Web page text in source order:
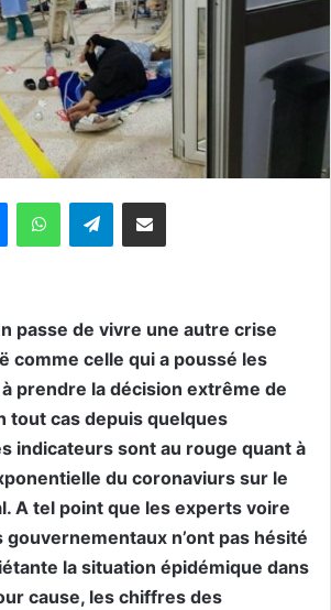
WhatsApp Telegram
passe de vivre une autre crise
comme celle qui a poussé les
prendre la décision extrême de
tout cas depuis quelques
indicateurs sont au rouge quant à
du coronaviurs sur le
A tel point que les experts voire
n’ont pas hésité
la situation épidémique dans
cause, les chiffres des